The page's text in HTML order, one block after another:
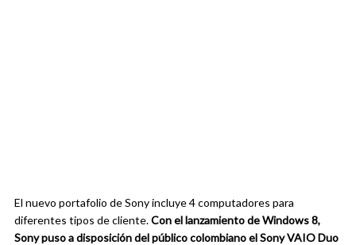
El nuevo portafolio de Sony incluye 4 computadores para
diferentes tipos de cliente.Con el lanzamiento de Windows 8,
Sony puso a disposición del público colombiano el Sony VAIO Duo